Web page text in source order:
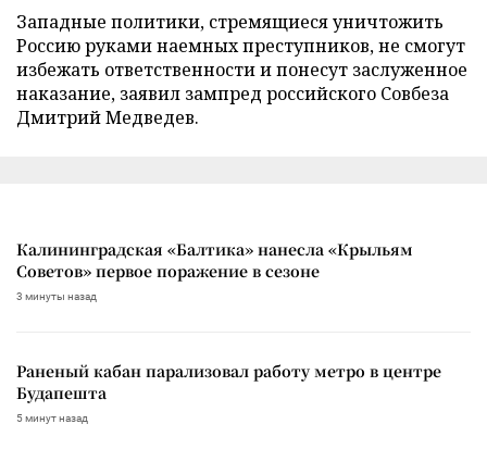
Западные политики, стремящиеся уничтожить
Россию руками наемных преступников, не смогут
избежать ответственности и понесут заслуженное
наказание, заявил зампред российского Совбеза
Дмитрий Медведев.
Калининградская «Балтика» нанесла «Крыльям
Советов» первое поражение в сезоне
3 минуты назад
Раненый кабан парализовал работу метро в центре
Будапешта
5 минут назад